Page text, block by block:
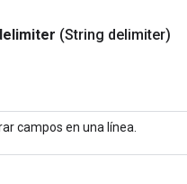
(String delimiter)
campos en una línea.